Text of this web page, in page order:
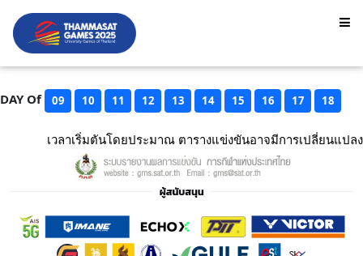
DAY Of 09 10 11 12 13 14 15 16 17 18
เวลาเริ่มตันโดยประมาณ ตารางแข่งขันอาจมีการเปลี่ยนแปลง